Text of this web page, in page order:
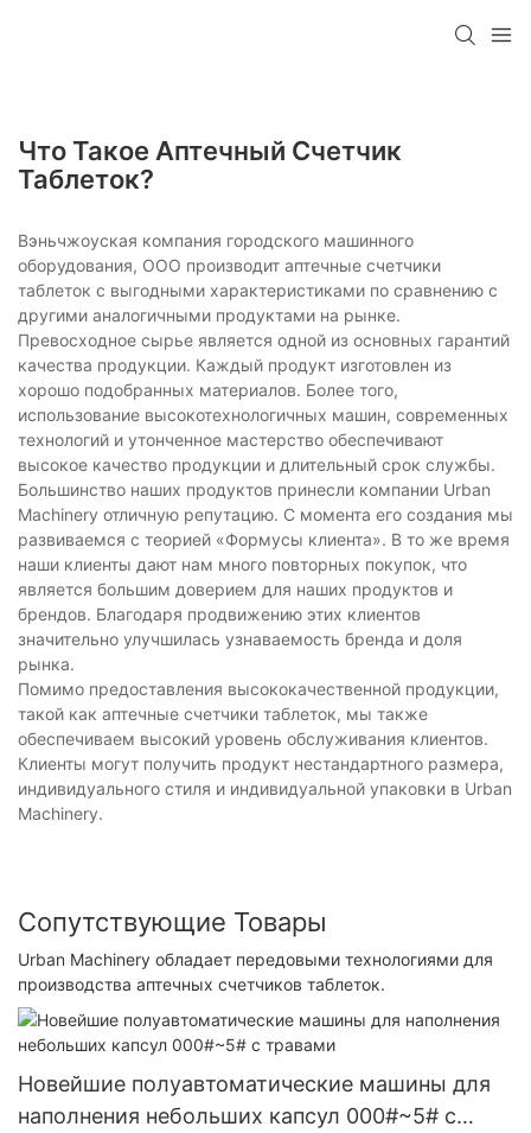
Что Такое Аптечный Счетчик
Таблеток?
Вэньчжоуская компания городского машинного
оборудования, ООО производит аптечные счетчики
таблеток с выгодными характеристиками по сравнению с
другими аналогичными продуктами на рынке.
Превосходное сырье является одной из основных гарантий
качества продукции. Каждый продукт изготовлен из
хорошо подобранных материалов. Более того,
использование высокотехнологичных машин, современных
технологий и утонченное мастерство обеспечивают
высокое качество продукции и длительный срок службы.
Большинство наших продуктов принесли компании Urban
Machinery отличную репутацию. С момента его создания мы
развиваемся с теорией «Формусы клиента». В то же время
наши клиенты дают нам много повторных покупок, что
является большим доверием для наших продуктов и
брендов. Благодаря продвижению этих клиентов
значительно улучшилась узнаваемость бренда и доля
рынка.
Помимо предоставления высококачественной продукции,
такой как аптечные счетчики таблеток, мы также
обеспечиваем высокий уровень обслуживания клиентов.
Клиенты могут получить продукт нестандартного размера,
индивидуального стиля и индивидуальной упаковки в Urban
Machinery.
Сопутствующие Товары
Urban Machinery обладает передовыми технологиями для
производства аптечных счетчиков таблеток.
Новейшие полуавтоматические машины для
наполнения небольших капсул 000#~5# с